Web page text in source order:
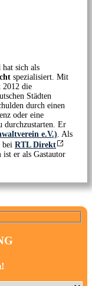
hat sich als
spezialisiert. Mit
2012 die
Städten
durch einen
oder eine
durchzustarten. Er
e.V.). Als
bei RTL Direkt
er als Gastautor